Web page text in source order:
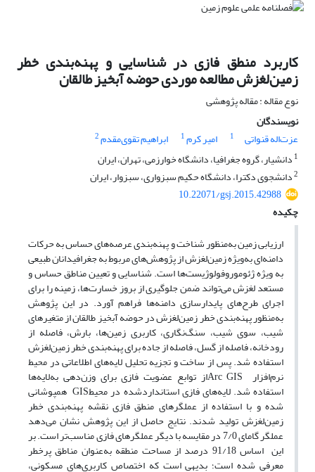
کاربرد منطق فازی در شناسایی و پهنه‌بندی خطر
زمین‌لغزش مطالعه موردی حوضه آبخیز طالقان
نوع مقاله : مقاله پژوهشی
نویسندگان
عزت‌اله قنواتی
1 امیر کرم1 ابراهیم تقوی‌مقدم2
1 دانشیار، گروه جغرافیا، دانشگاه خوارزمی، تهران، ایران
2دانشجوی دکترا، دانشگاه حکیم سبزواری، سبزوار، ایران
10.22071/gsj.2015.42988
چکیده
ارزیابی زمین به‌منظور شناخت و پهنه‌بندی عرصه‌های حساس به‌ حرکات
دامنه‌ای به‌ویژه زمین‌لغزش از پژوهش‌های مربوط به جغرافیدانان طبیعی
به ویژه ژئوموروفولوژیست‌ها است. شناسایی و تعیین مناطق حساس و
مستعد لغزش می‌تواند ضمن جلوگیری از بروز خسارت‌ها، زمینه را برای
اجرای طرح‌های پایدار‌سازی دامنه‌ها فراهم آورد. در این پژوهش
به‌منظور پهنه‌بندی خطر زمین‌لغزش در حوضه آبخیز طالقان از متغیر‌های
شیب، سوی شیب، سنگ‌نگاری، کاربری زمین‌ها، بارش، فاصله از
رودخانه، فاصله از گسل، فاصله از جاده برای پهنه‌بندی خطر زمین‌لغزش
استفاده شد. پس از ساخت و تجزیه تحلیل لایه‌های اطلاعاتی در محیط
نرم‌افزار Arc GISاز توابع عضویت فازی برای وزن‌دهی به‌لایه‌ها
استفاده شد. لایه‌های فازی استاندارد‌شده در محیطGIS همپوشانی
شده و با استفاده از عملگر‌‌های منطق‌ فازی نقشه پهنه‌بندی خطر
زمین‌لغزش تولید شدند. نتایج حاصل از این پژوهش نشان می‌دهد
عملگر گامای 7/0 در مقایسه با دیگر عملگرهای فازی مناسب‌تر است. بر
این اساس 91/18 درصد از مساحت منطقه به‌عنوان مناطق پرخطر
معرفی شده ‌است؛ بدیهی است که اختصاص کاربری‌های مسکونی،